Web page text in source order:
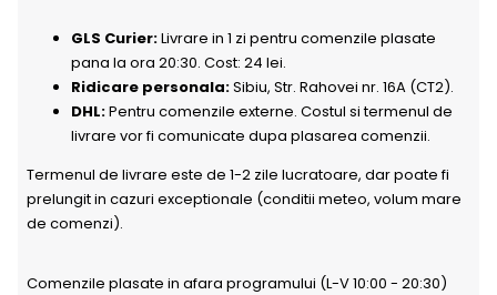
GLS Curier:Livrare in 1 zi pentru comenzile plasate
pana la ora 20:30. Cost: 24 lei.
Ridicare personala:Sibiu, Str. Rahovei nr. 16A (CT2).
DHL:Pentru comenzile externe. Costul si termenul de
livrare vor fi comunicate dupa plasarea comenzii.
Termenul de livrare este de 1-2 zile lucratoare, dar poate fi
prelungit in cazuri exceptionale (conditii meteo, volum mare
de comenzi).
Comenzile plasate in afara programului (L-V 10:00 - 20:30)